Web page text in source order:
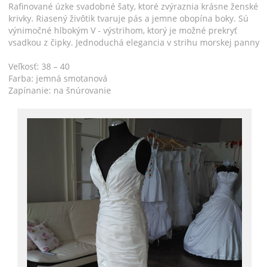
Rafinované úzke svadobné šaty, ktoré zvýraznia krásne ženské
krivky. Riasený živôtik tvaruje pás a jemne obopína boky. Sú
výnimočné hlbokým V - výstrihom, ktorý je možné prekryť
vsadkou z čipky. Jednoduchá elegancia v strihu morskej panny
Veľkosť: 38 – 40
Farba: jemná smotanová
Zapínanie: na šnúrovanie